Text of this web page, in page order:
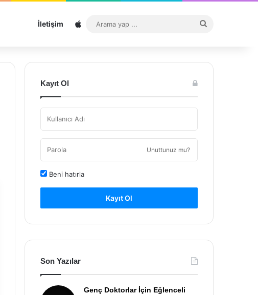
İletişim Sitemap
...
Kayıt Ol
Unuttunuz mu?
Beni hatırla
Kayıt Ol
Son Yazılar
Genç Doktorlar İçin Eğlenceli